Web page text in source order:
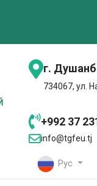
г.
734067, ул.
+992 37
info@tgfeu.tj
Рус